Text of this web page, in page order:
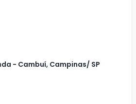
- Cambuí, Campinas/ SP